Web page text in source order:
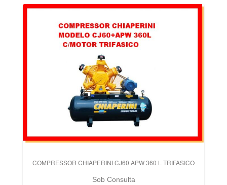
COMPRESSOR CHIAPERINI CJ60 APW 360 L TRIFASICO
Sob Consulta